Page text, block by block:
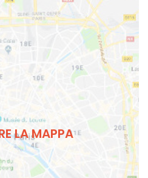
LA MAPPA